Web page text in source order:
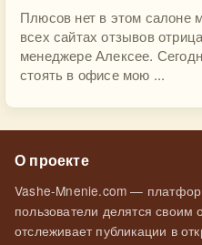
Плюсов нет в этом салоне
всех сайтах отзывов
менеджере Алексее.
стоять в офисе мою ...
О проекте
Vashe-Mnenie.com —
пользователи делятся
отслеживает публикации в